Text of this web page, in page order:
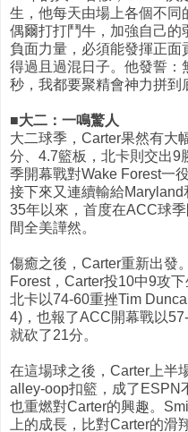
生，他每天由場上各個不
偶爾打打鬥牛，加強自己的
負面力量，必須能發揮正面
得過且過混日子。他發誓
秒，我都要聚精會神力拼到
■大二：一鳴驚人
大二球季，Carter果然有大
分、4.7籃板，北卡則交出9
季開幕戰對Wake Forest一
接下來又連續輸給
35年以來，首度在ACC球
間全美譁然。
傷癒之後，Carter重新出發
Forest，Carter投10中9攻
北卡以74-60重挫Tim
4)，也報了ACC開幕戰以
就砍了21分。
在這場球之後，Carter上半
alley-oop扣籃，成了ESPN
也重燃對Carter的興趣。
上的成長，比對Carter的滑